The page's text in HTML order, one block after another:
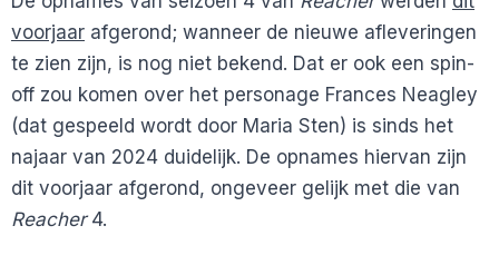
voorjaar afgerond; wanneer de nieuwe afleveringen
te zien zijn, is nog niet bekend. Dat er ook een spin-
off zou komen over het personage Frances Neagley
(dat gespeeld wordt door Maria Sten) is sinds het
najaar van 2024 duidelijk. De opnames hiervan zijn
dit voorjaar afgerond, ongeveer gelijk met die van
Reacher4.